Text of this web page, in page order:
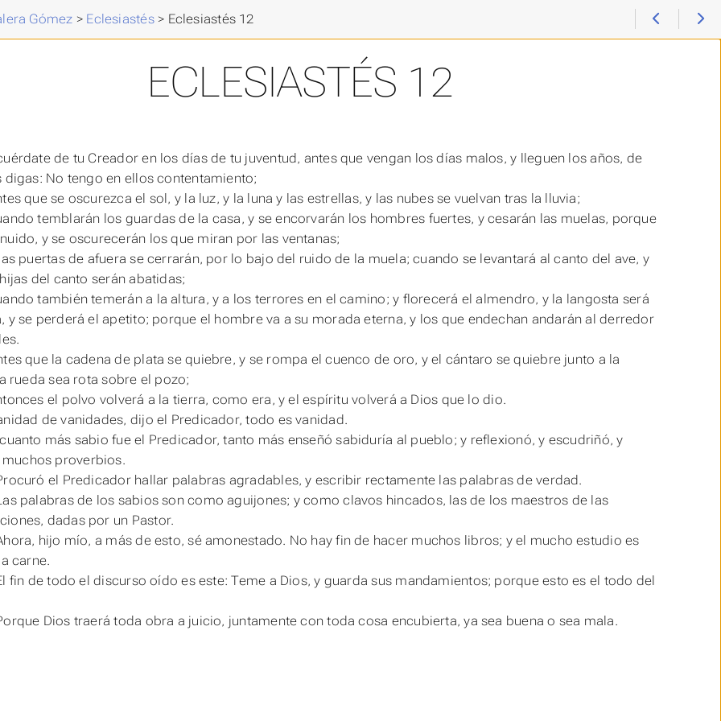
Gómez > Eclesiastés> Eclesiastés 12
ECLESIASTÉS 12
de tu Creador en los días de tu juventud, antes que vengan los días malos, y lleguen los años, de
digas: No tengo en ellos contentamiento;
que se oscurezca el sol, y la luz, y la luna y las estrellas, y las nubes se vuelvan tras la lluvia;
temblarán los guardas de la casa, y se encorvarán los hombres fuertes, y cesarán las muelas, porque
y se oscurecerán los que miran por las ventanas;
puertas de afuera se cerrarán, por lo bajo del ruido de la muela; cuando se levantará al canto del ave, y
del canto serán abatidas;
también temerán a la altura, y a los terrores en el camino; y florecerá el almendro, y la langosta será
y se perderá el apetito; porque el hombre va a su morada eterna, y los que endechan andarán al derredor
que la cadena de plata se quiebre, y se rompa el cuenco de oro, y el cántaro se quiebre junto a la
rueda sea rota sobre el pozo;
el polvo volverá a la tierra, como era, y el espíritu volverá a Dios que lo dio.
de vanidades, dijo el Predicador, todo esvanidad.
cuanto más sabio fue el Predicador, tanto más enseñó sabiduría al pueblo; y reflexionó, y escudriñó, y
proverbios.
el Predicador hallar palabras agradables, y escribir rectamente las palabras de verdad.
palabras de los sabiosson como aguijones; y como clavos hincados, las de los maestros de las
dadas por un Pastor.
hijo mío, a más de esto, sé amonestado. No hay fin de hacer muchos libros; y el mucho estudio es
carne.
fin de todo el discurso oído es este: Teme a Dios, y guarda sus mandamientos; porque esto es el todo del
Dios traerá toda obra a juicio, juntamente con toda cosa encubierta, yasea buena o sea mala.